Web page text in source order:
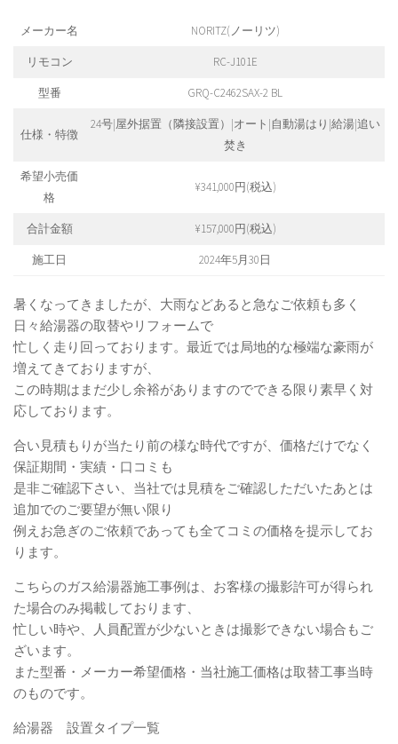
メーカー名 NORITZ(ノーリツ)
リモコン RC-J101E
型番 GRQ-C2462SAX-2 BL
仕様・特徴
24号|屋外据置（隣接設置）|オート|自動湯はり|給湯|追い
焚き
希望小売価
格
¥341,000円(税込)
合計金額 ¥157,000円(税込)
施工日 2024年5月30日
暑くなってきましたが、大雨などあると急なご依頼も多く
日々給湯器の取替やリフォームで
忙しく走り回っております。最近では局地的な極端な豪雨が
増えてきておりますが、
この時期はまだ少し余裕がありますのでできる限り素早く対
応しております。
合い見積もりが当たり前の様な時代ですが、価格だけでなく
保証期間・実績・口コミも
是非ご確認下さい、当社では見積をご確認しただいたあとは
追加でのご要望が無い限り
例えお急ぎのご依頼であっても全てコミの価格を提示してお
ります。
こちらのガス給湯器施工事例は、お客様の撮影許可が得られ
た場合のみ掲載しております、
忙しい時や、人員配置が少ないときは撮影できない場合もご
ざいます。
また型番・メーカー希望価格・当社施工価格は取替工事当時
のものです。
給湯器 設置タイプ一覧